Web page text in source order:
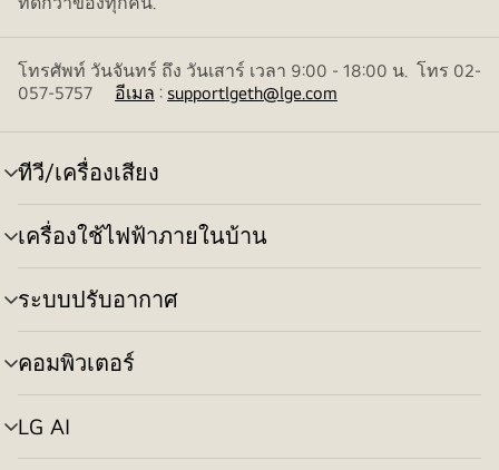
โทรศัพท์ วันจันทร์ ถึง วันเสาร์ เวลา 9:00 - 18:00 น. โทร 02-
057-5757 อีเมล : supportlgeth@lge.com
ทีวี/เครื่องเสียง
สลับ
เมนู
เครื่องใช้ไฟฟ้าภายในบ้าน
สลับ
เมนู
ระบบปรับอากาศ
สลับ
เมนู
คอมพิวเตอร์
สลับ
เมนู
LG AI
สลับ
เมนู